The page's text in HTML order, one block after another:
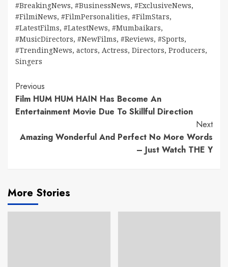
#BreakingNews, #BusinessNews, #ExclusiveNews,
#FilmiNews, #FilmPersonalities, #FilmStars,
#LatestFilms, #LatestNews, #Mumbaikars,
#MusicDirectors, #NewFilms, #Reviews, #Sports,
#TrendingNews, actors, Actress, Directors, Producers,
Singers
Continue
Reading
Previous
Film HUM HUM HAIN Has Become An
Entertainment Movie Due To Skillful Direction
Next
Amazing Wonderful And Perfect No More Words
– Just Watch THE Y
More Stories